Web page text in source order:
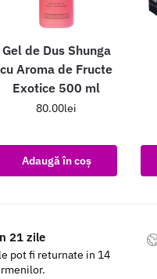
Gel de Dus Shunga
cu Aroma de Fructe
Exotice 500 ml
80.00lei
Adaugă în coș
21 zile
pot fi returnate in 14